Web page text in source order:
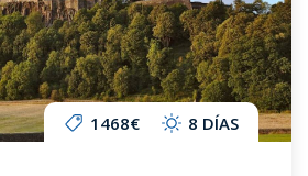
1468€ 8 DÍAS